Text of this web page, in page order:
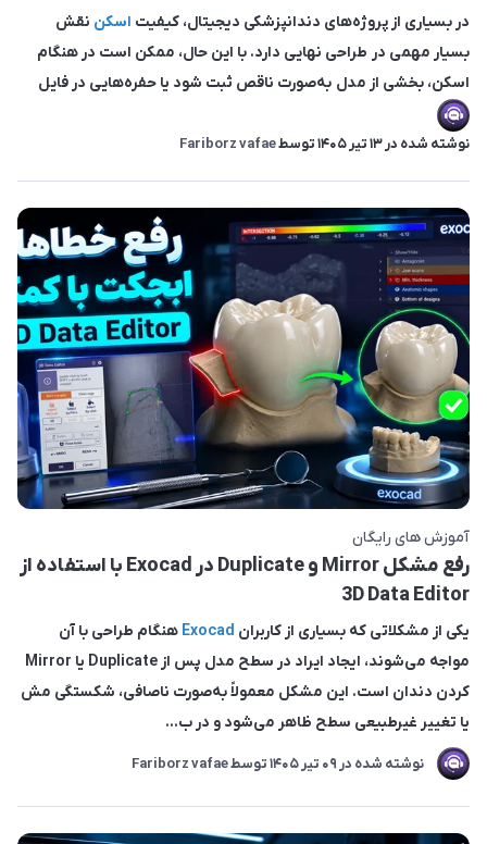
در بسیاری از پروژه‌های دندانپزشکی دیجیتال، کیفیت اسکن نقش
بسیار مهمی در طراحی نهایی دارد. با این حال، ممکن است در هنگام
اسکن، بخشی از مدل به‌صورت ناقص ثبت شود یا حفره‌هایی در فایل
نوشته شده در 13 تير 1405 توسطFariborz vafae
آموزش های رایگان
رفع مشکل Mirror و Duplicate در Exocad با استفاده از
3D Data Editor
یکی از مشکلاتی که بسیاری از کاربران Exocad هنگام طراحی با آن
مواجه می‌شوند، ایجاد ایراد در سطح مدل پس از Duplicate یا Mirror
کردن دندان است. این مشکل معمولاً به‌صورت ناصافی، شکستگی مش
یا تغییر غیرطبیعی سطح ظاهر می‌شود و در ب...
نوشته شده در09 تير 1405 توسطFariborz vafae